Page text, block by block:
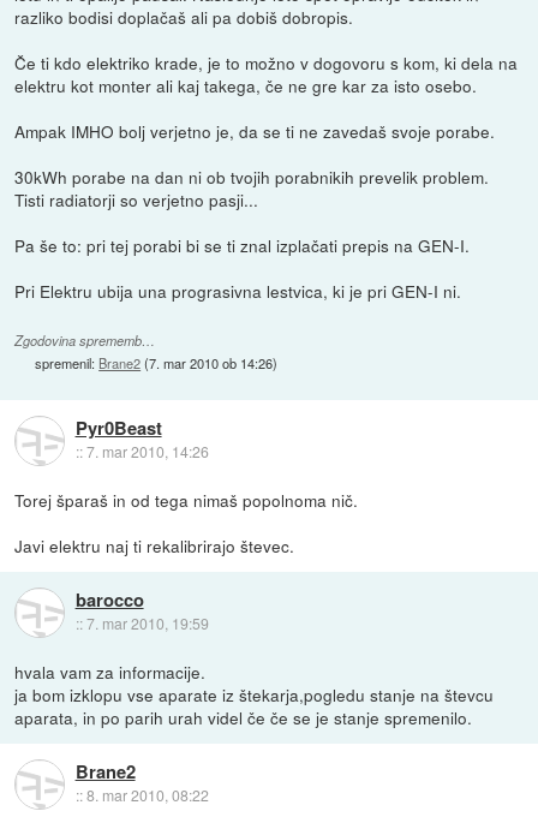
razliko bodisi doplačaš ali pa dobiš dobropis.
Če ti kdo elektriko krade, je to možno v dogovoru s kom, ki dela na
elektru kot monter ali kaj takega, če ne gre kar za isto osebo.
Ampak IMHO bolj verjetno je, da se ti ne zavedaš svoje porabe.
30kWh porabe na dan ni ob tvojih porabnikih prevelik problem.
Tisti radiatorji so verjetno pasji...
Pa še to: pri tej porabi bi se ti znal izplačati prepis na GEN-I.
Pri Elektru ubija una prograsivna lestvica, ki je pri GEN-I ni.
Zgodovina sprememb…
spremenil: Brane2(7. mar 2010 ob 14:26)
Pyr0Beast
::7. mar 2010, 14:26
Torej šparaš in od tega nimaš popolnoma nič.
Javi elektru naj ti rekalibrirajo števec.
barocco
::7. mar 2010, 19:59
hvala vam za informacije.
ja bom izklopu vse aparate iz štekarja,pogledu stanje na števcu
aparata, in po parih urah videl če če se je stanje spremenilo.
Brane2
::8. mar 2010, 08:22